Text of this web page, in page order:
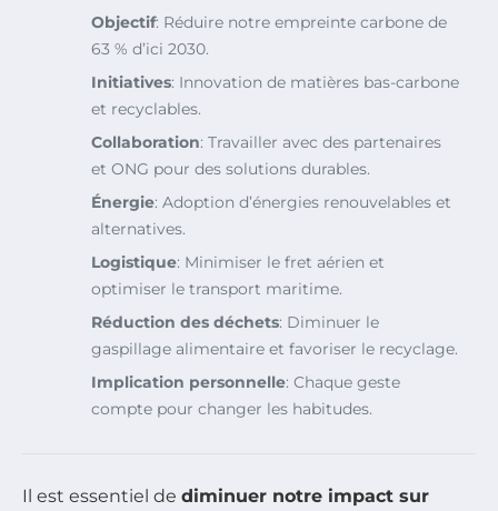
Objectif: Réduire notre empreinte carbone de
63 % d’ici 2030.
Initiatives: Innovation de matières bas-carbone
et recyclables.
Collaboration: Travailler avec des partenaires
et ONG pour des solutions durables.
Énergie: Adoption d’énergies renouvelables et
alternatives.
Logistique: Minimiser le fret aérien et
optimiser le transport maritime.
Réduction des déchets: Diminuer le
gaspillage alimentaire et favoriser le recyclage.
Implication personnelle: Chaque geste
compte pour changer les habitudes.
Il est essentiel de diminuer notre impact sur